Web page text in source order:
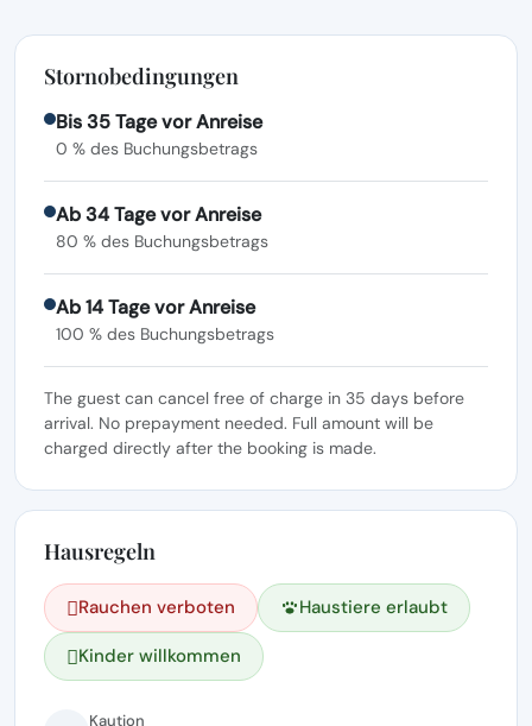
Stornobedingungen
Bis 35 Tage vor Anreise
0 % des Buchungsbetrags
Ab 34 Tage vor Anreise
80 % des Buchungsbetrags
Ab 14 Tage vor Anreise
100 % des Buchungsbetrags
The guest can cancel free of charge in 35 days before
arrival. No prepayment needed. Full amount will be
charged directly after the booking is made.
Hausregeln
Rauchen verboten Haustiere erlaubt
Kinder willkommen
Kaution